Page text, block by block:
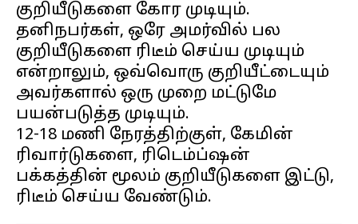
குறியீடுகளை கோர முடியும்.
தனிநபர்கள், ஒரே அமர்வில் பல
குறியீடுகளை ரிடீம் செய்ய முடியும்
என்றாலும், ஒவ்வொரு குறியீட்டையும்
அவர்களால் ஒரு முறை மட்டுமே
பயன்படுத்த முடியும்.
12-18 மணி நேரத்திற்குள், கேமின்
ரிவார்டுகளை, ரிடெம்ப்ஷன்
பக்கத்தின் மூலம் குறியீடுகளை இட்டு,